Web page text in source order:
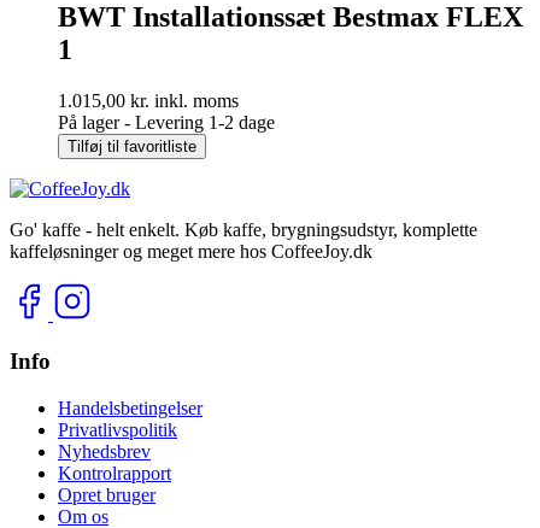
BWT Installationssæt Bestmax FLEX
1
1.015,00 kr. inkl. moms
På lager - Levering 1-2 dage
Tilføj til favoritliste
Go' kaffe - helt enkelt. Køb kaffe, brygningsudstyr, komplette
kaffeløsninger og meget mere hos CoffeeJoy.dk
Info
Handelsbetingelser
Privatlivspolitik
Nyhedsbrev
Kontrolrapport
Opret bruger
Om os